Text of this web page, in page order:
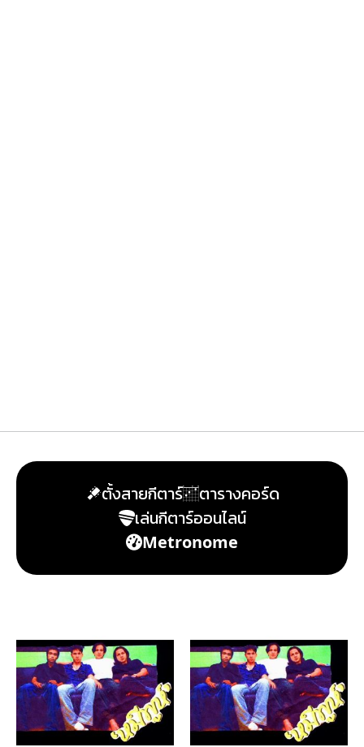
ตั้งสายกีตาร์
ตารางคอร์ด
เล่นกีตาร์ออนไลน์
Metronome